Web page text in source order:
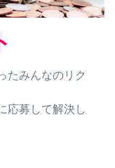
たみんなのリク
応募して解決し